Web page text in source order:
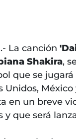
La canción
Shakira,
que se
Unidos,
en un breve
y que será